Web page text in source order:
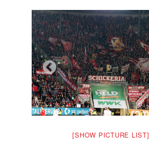
[SHOW PICTURE LIST]